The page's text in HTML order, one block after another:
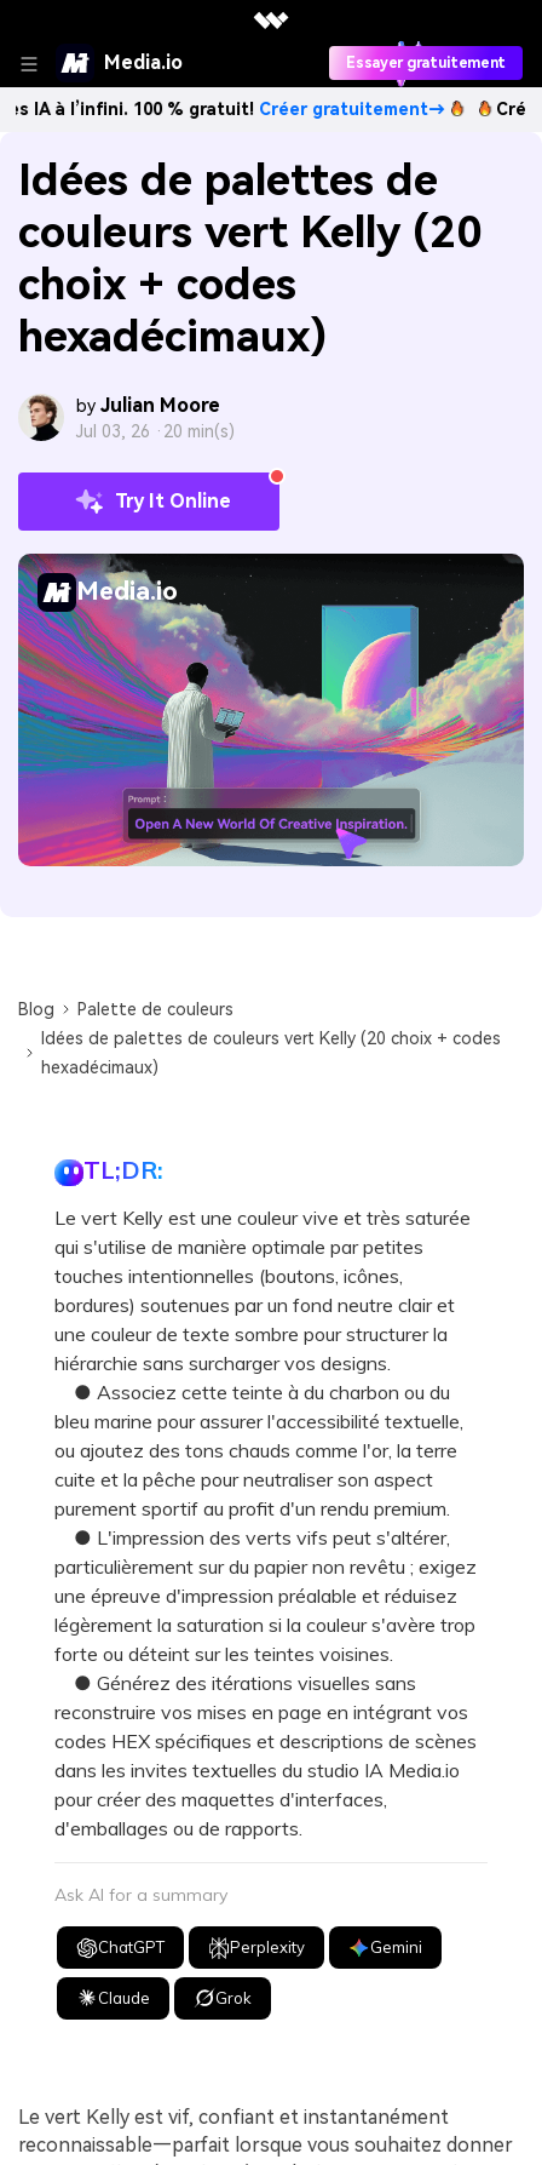
Media.io Essayer gratuitement
100 % gratuit!Créer gratuitement→ Créez des
Idées de palettes de
couleurs vert Kelly (20
choix + codes
hexadécimaux)
by Julian Moore
Jul 03, 26 · 20 min(s)
Try It Online
Media.io
Blog
Palette de couleurs
Idées de palettes de couleurs vert Kelly (20 choix + codes
hexadécimaux)
TL;DR:
Le vert Kelly est une couleur vive et très saturée
qui s'utilise de manière optimale par petites
touches intentionnelles (boutons, icônes,
bordures) soutenues par un fond neutre clair et
une couleur de texte sombre pour structurer la
hiérarchie sans surcharger vos designs.
● Associez cette teinte à du charbon ou du
bleu marine pour assurer l'accessibilité textuelle,
ou ajoutez des tons chauds comme l'or, la terre
cuite et la pêche pour neutraliser son aspect
purement sportif au profit d'un rendu premium.
● L'impression des verts vifs peut s'altérer,
particulièrement sur du papier non revêtu ; exigez
une épreuve d'impression préalable et réduisez
légèrement la saturation si la couleur s'avère trop
forte ou déteint sur les teintes voisines.
● Générez des itérations visuelles sans
reconstruire vos mises en page en intégrant vos
codes HEX spécifiques et descriptions de scènes
dans les invites textuelles du studio IA Media.io
pour créer des maquettes d'interfaces,
d'emballages ou de rapports.
Ask AI for a summary
ChatGPT Perplexity Gemini
Claude Grok
Le vert Kelly est vif, confiant et instantanément
reconnaissable—parfait lorsque vous souhaitez donner